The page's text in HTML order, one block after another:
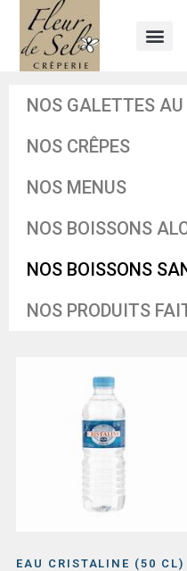
NOS GALETTES
NOS CRÊPES
NOS MENUS
NOS BOISSONS
NOS BOISSONS
NOS PRODUITS
EAU CRISTALINE (50 CL)